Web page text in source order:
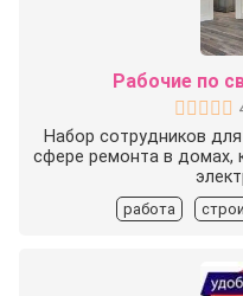
Рабочие по
Набор сотрудников
сфере ремонта в домах,
работа